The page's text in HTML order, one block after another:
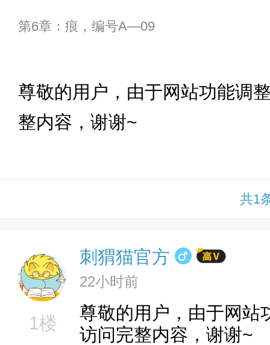
第6章：痕，编号A—09
尊敬的用户，由于网站功能调
整内容，谢谢~
共1
1楼
刺猬猫官方
22小时前
尊敬的用户，由于网站
访问完整内容，谢谢~